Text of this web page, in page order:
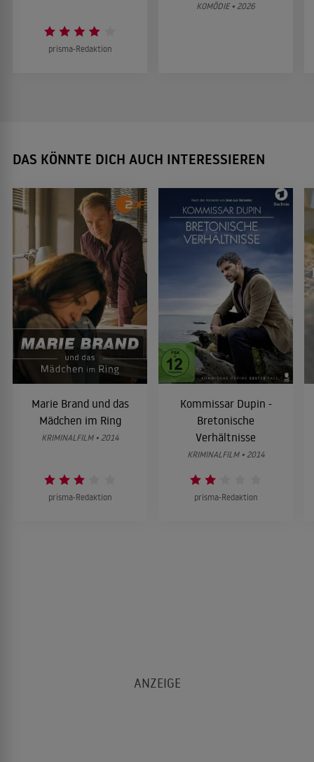
prisma-Redaktion
KOMÖDIE • 2026
DAS KÖNNTE DICH AUCH INTERESSIEREN
Marie Brand und das
Mädchen im Ring
KRIMINALFILM • 2014
prisma-Redaktion
Kommissar Dupin -
Bretonische
Verhältnisse
KRIMINALFILM • 2014
prisma-Redaktion